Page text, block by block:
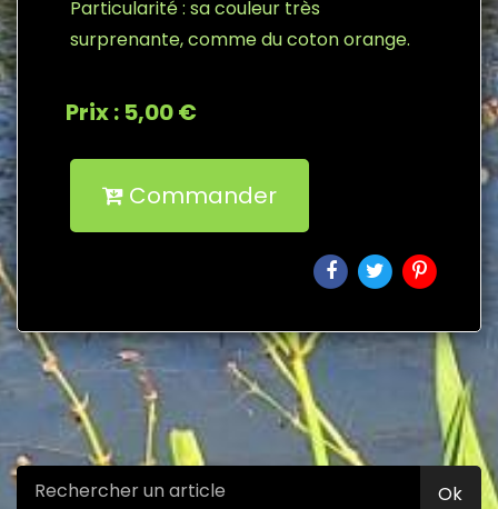
Particularité : sa couleur très
surprenante, comme du coton orange.
Prix : 5,00 €
Commander
Ok